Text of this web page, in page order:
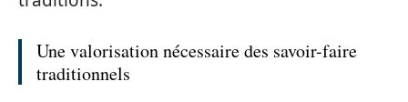
Une valorisation nécessaire des savoir-faire
traditionnels